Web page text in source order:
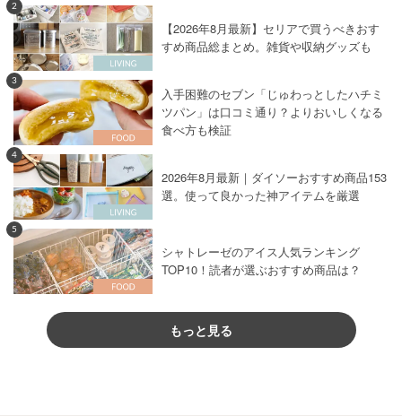
2
【2026年8月最新】セリアで買うべきおす
すめ商品総まとめ。雑貨や収納グッズも
3
入手困難のセブン「じゅわっとしたハチミ
ツパン」は口コミ通り？よりおいしくなる
食べ方も検証
4
2026年8月最新｜ダイソーおすすめ商品153
選。使って良かった神アイテムを厳選
5
シャトレーゼのアイス人気ランキング
TOP10！読者が選ぶおすすめ商品は？
もっと見る